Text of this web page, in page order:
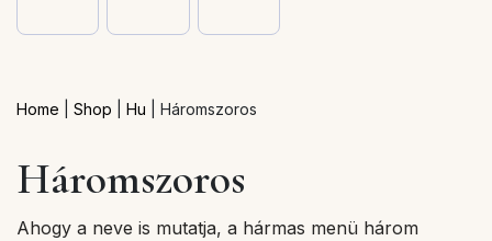
Home Shop Hu Háromszoros
Háromszoros
Ahogy a neve is mutatja, a hármas menü három